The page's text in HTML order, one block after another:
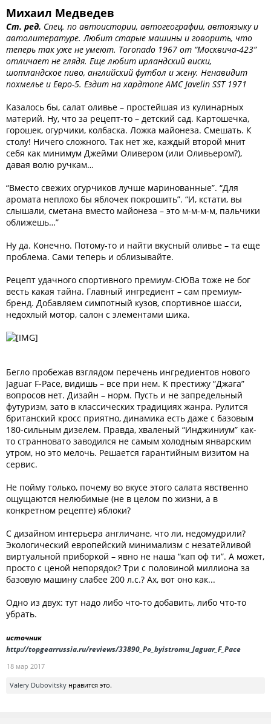
Михаил Медведев
Ст. ред. Спец. по автоистории, автогеографии, автоязыку и
автолитературе. Любит старые машины и говорить, что
теперь так уже не умеют. Toronado 1967 от “Москвича-423”
отличает не глядя. Еще любит ирландский виски,
шотландское пиво, английский футбол и жену. Ненавидит
похмелье и Евро-5. Ездит на хардтопе AMC Javelin SST 1971
Казалось бы, салат оливье – простейшая из кулинарных
материй. Ну, что за рецепт-то – детский сад. Картошечка,
горошек, огурчики, колбаска. Ложка майонеза. Смешать. К
столу! Ничего сложного. Так нет же, каждый второй мнит
себя как минимум Джейми Оливером (или Оливьером?),
давая волю ручкам…
“Вместо свежих огурчиков лучше маринованные”. “Для
аромата неплохо бы яблочек покрошить”. “И, кстати, вы
слышали, сметана вместо майонеза – это м-м-м-м, пальчики
оближешь…”
Ну да. Конечно. Потому-то и найти вкусный оливье – та еще
проблема. Сами теперь и облизывайте.
Рецепт удачного спортивного премиум-СЮВа тоже не бог
весть какая тайна. Главный ингредиент – сам премиум-
бренд. Добавляем симпотный кузов, спортивное шасси,
недохлый мотор, салон с элементами шика.
Бегло пробежав взглядом перечень ингредиентов нового
Jaguar F-Pace, видишь – все при нем. К престижу “Джага”
вопросов нет. Дизайн – норм. Пусть и не запредельный
футуризм, зато в классических традициях жанра. Рулится
британский кросс приятно, динамика есть даже с базовым
180-сильным дизелем. Правда, хваленый “Инджиниум” как-
то странновато заводился не самым холодным январским
утром, но это мелочь. Решается гарантийным визитом на
сервис.
Не пойму только, почему во вкусе этого салата явственно
ощущаются нелюбимые (не в целом по жизни, а в
конкретном рецепте) яблоки?
С дизайном интерьера англичане, что ли, недомудрили?
Экологический европейский минимализм с незатейливой
виртуальной приборкой – явно не наша “кап оф ти”. А может,
просто с ценой непорядок? Три с половиной миллиона за
базовую машину слабее 200 л.с.? Ах, вот оно как...
Одно из двух: тут надо либо что-то добавить, либо что-то
убрать.
источник
http://topgearrussia.ru/reviews/33890_Po_byistromu_Jaguar_F_Pace
18 мар 2017
Valery Dubovitsky нравится это.